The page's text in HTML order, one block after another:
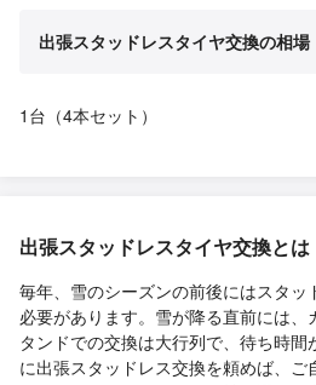
出張スタッドレスタイヤ交換の相場
1台（4本セット）
出張スタッドレスタイヤ交換とは
毎年、雪のシーズンの前後にはスタッ
必要があります。雪が降る直前には、
タンドでの交換は大行列で、待ち時間
に出張スタッドレス交換を頼めば、ご